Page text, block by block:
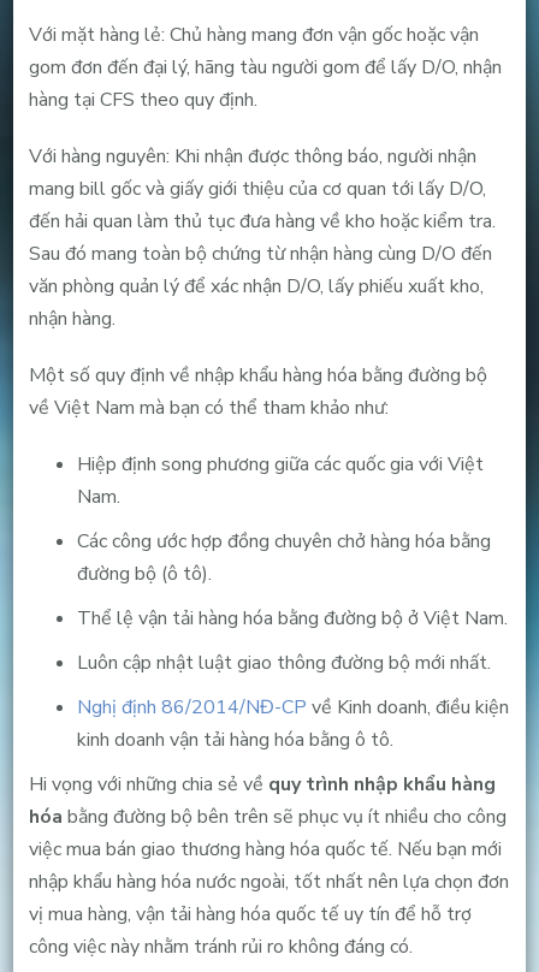
Với mặt hàng lẻ: Chủ hàng mang đơn vận gốc hoặc vận
gom đơn đến đại lý, hãng tàu người gom để lấy D/O, nhận
hàng tại CFS theo quy định.
Với hàng nguyên: Khi nhận được thông báo, người nhận
mang bill gốc và giấy giới thiệu của cơ quan tới lấy D/O,
đến hải quan làm thủ tục đưa hàng về kho hoặc kiểm tra.
Sau đó mang toàn bộ chứng từ nhận hàng cùng D/O đến
văn phòng quản lý để xác nhận D/O, lấy phiếu xuất kho,
nhận hàng.
Một số quy định về nhập khẩu hàng hóa bằng đường bộ
về Việt Nam mà bạn có thể tham khảo như:
Hiệp định song phương giữa các quốc gia với Việt
Nam.
Các công ước hợp đồng chuyên chở hàng hóa bằng
đường bộ (ô tô).
Thể lệ vận tải hàng hóa bằng đường bộ ở Việt Nam.
Luôn cập nhật luật giao thông đường bộ mới nhất.
Nghị định 86/2014/NĐ-CP về Kinh doanh, điều kiện
kinh doanh vận tải hàng hóa bằng ô tô.
Hi vọng với những chia sẻ về quy trình nhập khẩu hàng
hóa bằng đường bộ bên trên sẽ phục vụ ít nhiều cho công
việc mua bán giao thương hàng hóa quốc tế. Nếu bạn mới
nhập khẩu hàng hóa nước ngoài, tốt nhất nên lựa chọn đơn
vị mua hàng, vận tải hàng hóa quốc tế uy tín để hỗ trợ
công việc này nhằm tránh rủi ro không đáng có.